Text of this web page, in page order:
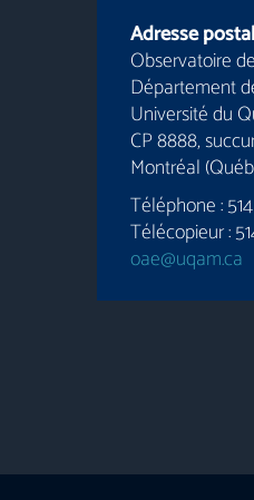
Adresse
Observatoire
Département
Université du
CP 8888,
Montréal
Téléphone :
Télécopieur :
oae@uqam.ca